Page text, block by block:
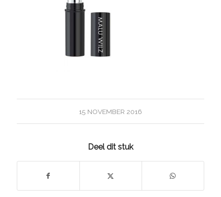
15 NOVEMBER 2016
Deel dit stuk